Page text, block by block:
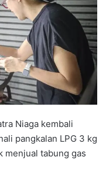
Niaga kembali
pangkalan LPG 3 kg
menjual tabung gas